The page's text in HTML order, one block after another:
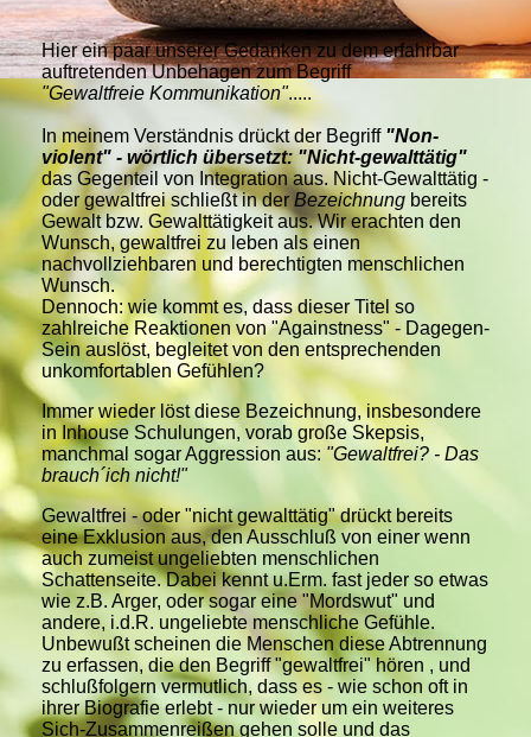
Hier ein paar unserer Gedanken zu dem erfahrbar
auftretenden Unbehagen zum Begriff
"Gewaltfreie Kommunikation".....
In meinem Verständnis drückt der Begriff "Non-
violent" - wörtlich übersetzt: "Nicht-gewalttätig"
das Gegenteil von Integration aus. Nicht-Gewalttätig -
oder gewaltfrei schließt in der Bezeichnung bereits
Gewalt bzw. Gewalttätigkeit aus. Wir erachten den
Wunsch, gewaltfrei zu leben als einen
nachvollziehbaren und berechtigten menschlichen
Wunsch.
Dennoch: wie kommt es, dass dieser Titel so
zahlreiche Reaktionen von "Againstness" - Dagegen-
Sein auslöst, begleitet von den entsprechenden
unkomfortablen Gefühlen?
Immer wieder löst diese Bezeichnung, insbesondere
in Inhouse Schulungen, vorab große Skepsis,
manchmal sogar Aggression aus: "Gewaltfrei? - Das
brauch´ich nicht!"
Gewaltfrei - oder "nicht gewalttätig" drückt bereits
eine Exklusion aus, den Ausschluß von einer wenn
auch zumeist ungeliebten menschlichen
Schattenseite. Dabei kennt u.Erm. fast jeder so etwas
wie z.B. Arger, oder sogar eine "Mordswut" und
andere, i.d.R. ungeliebte menschliche Gefühle.
Unbewußt scheinen die Menschen diese Abtrennung
zu erfassen, die den Begriff "gewaltfrei" hören , und
schlußfolgern vermutlich, dass es - wie schon oft in
ihrer Biografie erlebt - nur wieder um ein weiteres
Sich-Zusammenreißen gehen solle und das